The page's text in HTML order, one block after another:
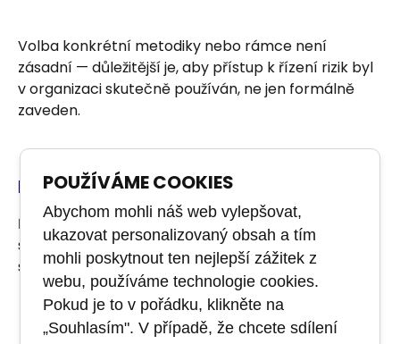
Volba konkrétní metodiky nebo rámce není
zásadní — důležitější je, aby přístup k řízení rizik byl
v organizaci skutečně používán, ne jen formálně
zaveden.
Kdo v organizaci řízení rizik řeší
Řízení rizik není výhradní doménou
specializovaného oddělení. V závislosti na velikosti a
struktuře organizace ho v různé míře vykonávají:
Risk manažeři a risk koordinátoři
zodpovědní za nastavení procesů, metodiky a
POUŽÍVÁME COOKIES
Abychom mohli náš web vylepšovat,
ukazovat personalizovaný obsah a tím
mohli poskytnout ten nejlepší zážitek z
webu, používáme technologie cookies.
Pokud je to v pořádku, klikněte na
„Souhlasím". V případě, že chcete sdílení